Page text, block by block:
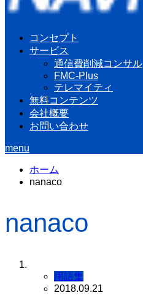
コンセプト
サービス
通信費削減コンサル
FMC-Plus
テレマイティ
無料コンテンツ
会社概要
お問い合わせ
menu
ホーム
nanaco
nanaco
用語集
2018.09.21